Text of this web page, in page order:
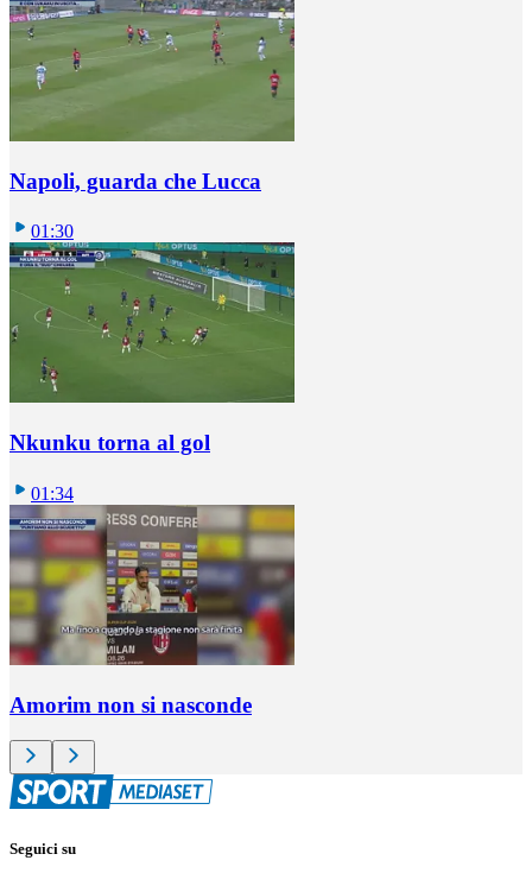
Napoli, guarda che Lucca
01:30
Nkunku torna al gol
01:34
Amorim non si nasconde
Seguici su